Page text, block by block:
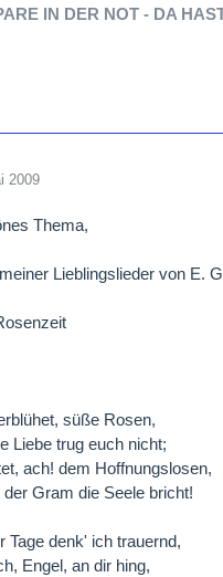
IN DER NOT - DA
2009
Thema,
Lieblingslieder von E.
süße Rosen,
Liebe trug euch nicht;
ach! dem Hoffnungslosen,
der Gram die Seele bricht!
Tage denk' ich trauernd,
Engel, an dir hing,